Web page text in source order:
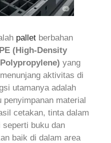
pallet berbahan
(High-Density
yang
aktivitas di
utamanya adalah
penyimpanan material
cetakan, tinta dalam
seperti buku dan
baik di dalam area